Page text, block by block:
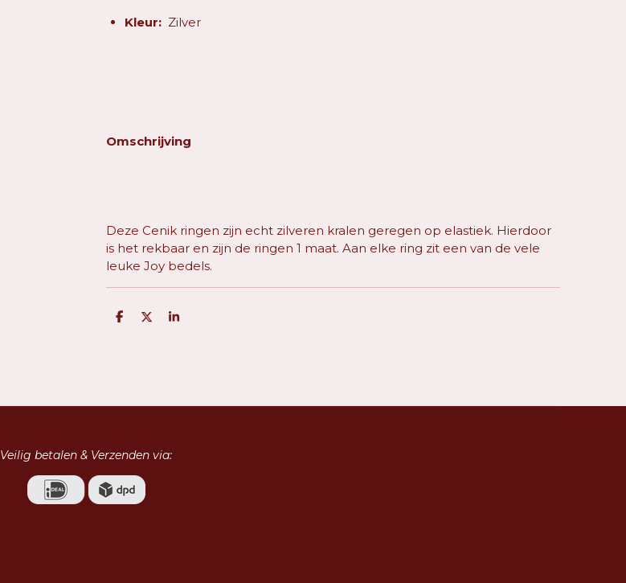
Kleur:Zilver
Omschrijving
Deze Cenik ringen zijn echt zilveren kralen geregen op elastiek. Hierdoor
is het rekbaar en zijn de ringen 1 maat. Aan elke ring zit een van de vele
leuke Joy bedels.
D
D
S
Veilig betalen & Verzenden via: